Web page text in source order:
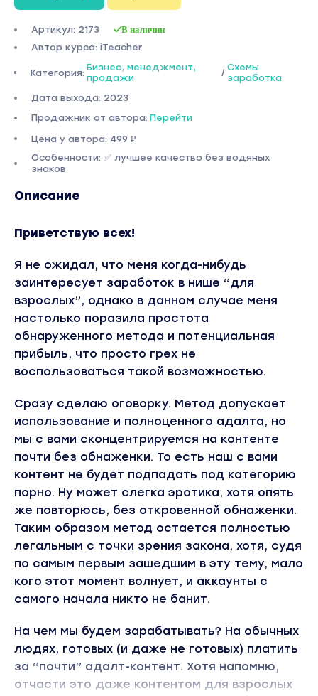
Артикул: 2173 В наличии
Автор курса: iTeacher
Категория: Бизнес, менеджмент,
продажи
/ Схемы
заработка
Дата выхода: 2023
Продажник от автора: Перейти
Цена у автора: 499 ₽
Особенности: ✅ лучшее качество без водяных
знаков
Описание
Приветствую всех!
Я не ожидал, что меня когда-нибудь
заинтересует заработок в нише “для
взрослых”, однако в данном случае меня
настолько поразила простота
обнаруженного метода и потенциальная
прибыль, что просто грех не
воспользоваться такой возможностью.
Сразу сделаю оговорку. Метод допускает
использование и полноценного адалта, но
мы с вами сконцентрируемся на контенте
почти без обнаженки. То есть наш с вами
контент не будет подпадать под категорию
порно. Ну может слегка эротика, хотя опять
же повторюсь, без откровенной обнаженки.
Таким образом метод остается полностью
легальным с точки зрения закона, хотя, судя
по самым первым зашедшим в эту тему, мало
кого этот момент волнует, и аккаунты с
самого начала никто не банит.
На чем мы будем зарабатывать? На обычных
людях, готовых (и даже не готовых) платить
за “почти” адалт-контент. Хотя напомню,
отчасти это даже контентом для взрослых